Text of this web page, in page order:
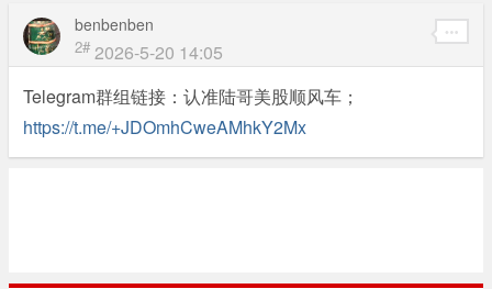
benbenben
2# 2026-5-20 14:05
Telegram群组链接：认准陆哥美股顺风车；
https://t.me/+JDOmhCweAMhkY2Mx